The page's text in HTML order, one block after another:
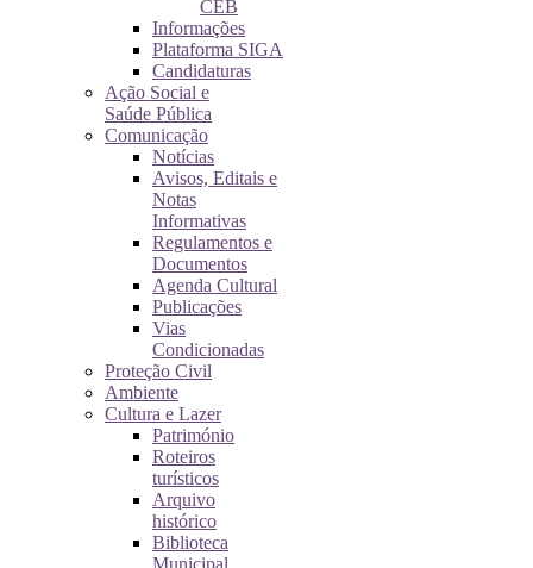
CEB
Informações
Plataforma SIGA
Candidaturas
Ação Social e
Saúde Pública
Comunicação
Notícias
Avisos, Editais e
Notas
Informativas
Regulamentos e
Documentos
Agenda Cultural
Publicações
Vias
Condicionadas
Proteção Civil
Ambiente
Cultura e Lazer
Património
Roteiros
turísticos
Arquivo
histórico
Biblioteca
Municipal